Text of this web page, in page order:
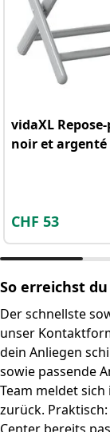
vidaXL
noir et
CHF 53
So erreichst
Der schnellste
unser
dein Anliegen
sowie passende
Team meldet
zurück.